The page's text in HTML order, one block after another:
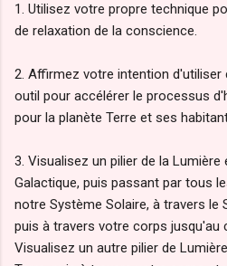
1. Utilisez votre propre technique
de relaxation de la conscience.
2. Affirmez votre intention
outil pour accélérer le processus
pour la planète Terre et ses
3. Visualisez un pilier de la Lumière
Galactique, puis passant par tous
notre Système Solaire, à travers le
puis à travers votre corps jusqu'au
Visualisez un autre pilier de